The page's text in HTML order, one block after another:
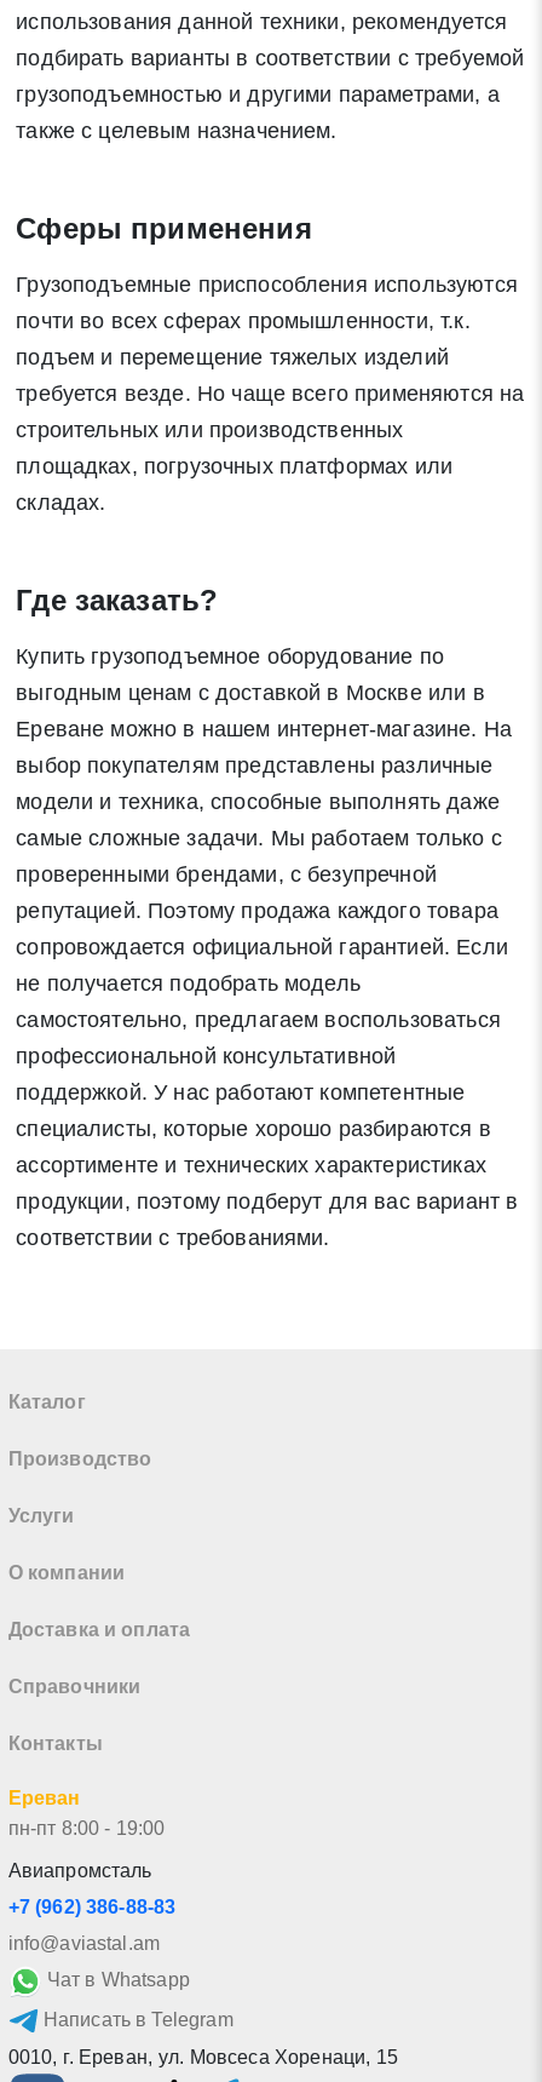
использования данной техники, рекомендуется
подбирать варианты в соответствии с требуемой
грузоподъемностью и другими параметрами, а
также с целевым назначением.
Сферы применения
Грузоподъемные приспособления используются
почти во всех сферах промышленности, т.к.
подъем и перемещение тяжелых изделий
требуется везде. Но чаще всего применяются на
строительных или производственных
площадках, погрузочных платформах или
складах.
Где заказать?
Купить грузоподъемное оборудование по
выгодным ценам с доставкой в Москве или в
Ереване можно в нашем интернет-магазине. На
выбор покупателям представлены различные
модели и техника, способные выполнять даже
самые сложные задачи. Мы работаем только с
проверенными брендами, с безупречной
репутацией. Поэтому продажа каждого товара
сопровождается официальной гарантией. Если
не получается подобрать модель
самостоятельно, предлагаем воспользоваться
профессиональной консультативной
поддержкой. У нас работают компетентные
специалисты, которые хорошо разбираются в
ассортименте и технических характеристиках
продукции, поэтому подберут для вас вариант в
соответствии с требованиями.
Каталог
Производство
Услуги
О компании
Доставка и оплата
Справочники
Контакты
Ереван
пн-пт 8:00 - 19:00
Авиапромсталь
+7 (962) 386-88-83
info@aviastal.am
Чат в Whatsapp
Написать в Telegram
0010, г. Ереван, ул. Мовсеса Хоренаци, 15